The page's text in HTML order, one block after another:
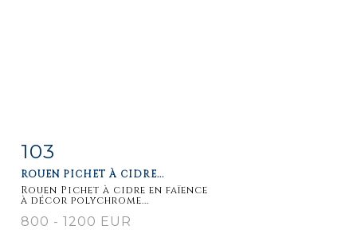
103
ROUEN PICHET À CIDRE...
Rouen Pichet à cidre en faïence
à décor polychrome...
800 - 1200 EUR